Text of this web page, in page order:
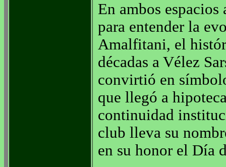
En ambos espacios
para entender la
Amalfitani, el
décadas a Vélez
convirtió en
que llegó a
continuidad
club lleva su
en su honor el Día